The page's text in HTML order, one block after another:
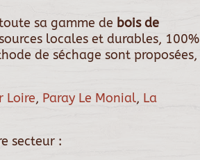
sa gamme de bois de
locales et durables, 100%
de séchage sont proposées,
Loire, Paray Le Monial, La
secteur :